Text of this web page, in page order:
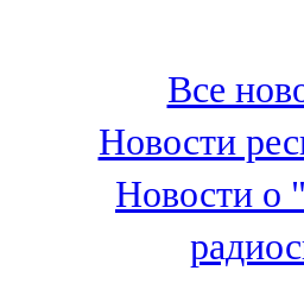
100,3 FM
Зәй
106,6 FM
Кадыбаш
105,2 FM
Все
Новости
Новости о